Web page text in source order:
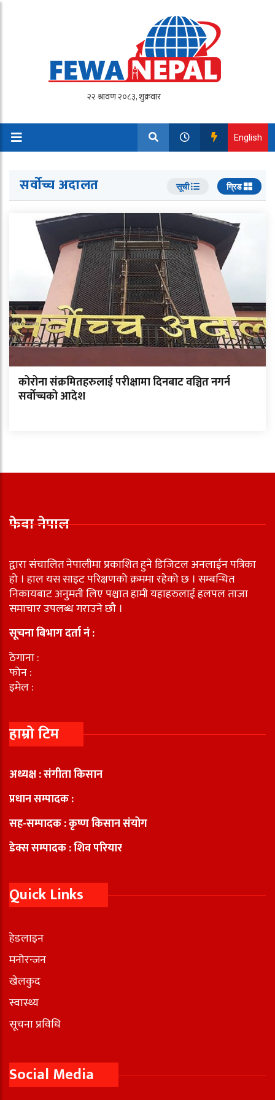
English
सर्वोच्च अदालत सूची ग्रिड
कोरोना संक्रमितहरुलाई परीक्षामा दिनबाट वञ्चित नगर्न
सर्वोच्चको आदेश
फेवा नेपाल
द्वारा संचालित नेपालीमा प्रकाशित हुने डिजिटल अनलाईन पत्रिका
हो । हाल यस साइट परिक्षणको क्रममा रहेको छ । सम्बन्धित
निकायबाट अनुमती लिए पश्चात हामी यहाहरुलाई हलपल ताजा
समाचार उपलब्ध गराउने छौ ।
सूचना बिभाग दर्ता नं :
ठेगाना :
फोन :
इमेल :
हाम्रो टिम
अध्यक्ष : संगीता किसान
प्रधान सम्पादक :
सह-सम्पादक : कृष्ण किसान संयोग
डेक्स सम्पादक : शिव परियार
Quick Links
हेडलाइन
मनोरन्जन
खेलकुद
स्वास्थ्य
सूचना प्रविधि
Social Media